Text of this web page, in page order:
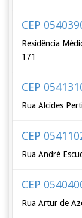
CEP
Residência
171
CEP
Rua Alcides
CEP
Rua André
CEP
Rua Artur de